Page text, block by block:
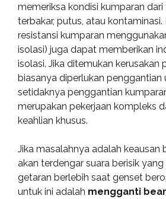
memeriksa kondisi kumparan
terbakar, putus, atau kontaminasi.
resistansi kumparan
isolasi) juga dapat memberikan
isolasi. Jika ditemukan kerusakan
biasanya diperlukan penggantian
setidaknya penggantian
merupakan pekerjaan kompleks
keahlian khusus.
Jika masalahnya adalah keausan
akan terdengar suara berisik
getaran berlebih saat genset
untuk ini adalah mengganti